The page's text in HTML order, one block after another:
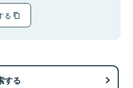
る
する